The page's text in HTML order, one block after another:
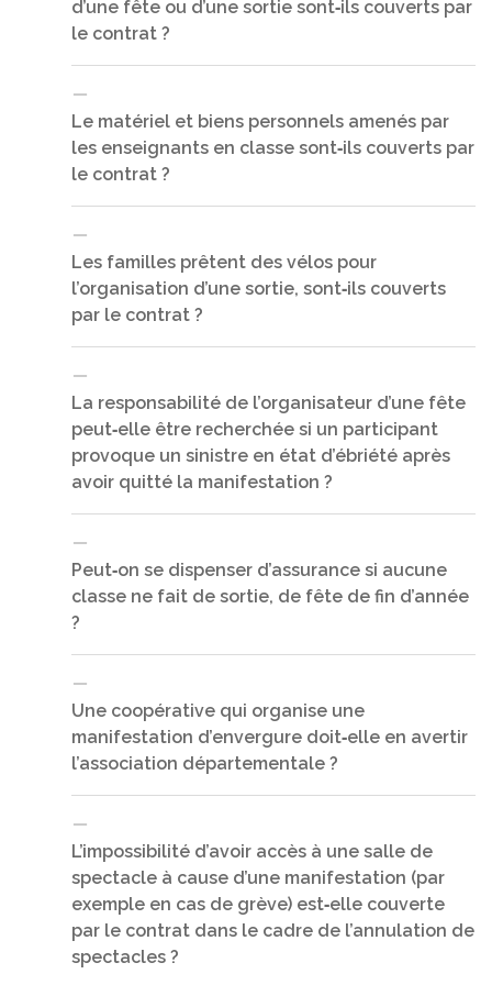
Non, cela relève de la responsabilité de leur
établissement d’origine et du signataire des
conventions d’accueil : IEN, Maires, … en aucun cas
d’une fête ou d’une sortie sont‐ils couverts par
le contrat ?
Oui, à condition que ces biens soient nécessaires à
l’organisation de la manifestation.
Le matériel et biens personnels amenés par
les enseignants en classe sont‐ils couverts par
le contrat ?
Non, les biens personnels des enseignants utilisés
à l’école pour les enseignements obligatoires ne
sont pas garantis par le contrat MAE‐MAIF.
Les familles prêtent des vélos pour
l’organisation d’une sortie, sont‐ils couverts
par le contrat ?
Oui, ces vélos seront assurés pour la période
nécessaire à la préparation des élèves pour cette
sortie à vélo. Il est nécessaire que les vélos soient
entreposés dans un local fermé à clef à l’intérieur
La responsabilité de l’organisateur d’une fête
peut‐elle être recherchée si un participant
provoque un sinistre en état d’ébriété après
avoir quitté la manifestation ?
Oui, différents éléments seront recherchés :
respect de la législation, protection des mineurs,
vente illicite ou abusive, surveillance, … Le
de l’organisateur (l’OCCE), les intoxications
alimentaires toutefois les conséquences peuvent
être lourdes et aller au‐delà de la responsabilité
civile. Nous engageons tous les responsables OCCE
et enseignants à la plus grande modération sur la
vente d’alcool lors des festivités organisées par les
coopératives (associations d’enfants).
Peut‐on se dispenser d’assurance si aucune
classe ne fait de sortie, de fête de fin d’année
?
Non, l’OCCE selon la circulaire de Juillet 2008,
prend à sa charge la responsabilité juridique des
coopératives affiliées, tous les adhérents des
Une coopérative qui organise une
manifestation d’envergure doit‐elle en avertir
l’association départementale ?
Oui, de nombreuses manifestations nécessitent
des précautions et organisations spécifiques.
Demander conseil à votre OCCE départemental
très en amont de la manifestation.
L’impossibilité d’avoir accès à une salle de
spectacle à cause d’une manifestation (par
exemple en cas de grève) est‐elle couverte
par le contrat dans le cadre de l’annulation de
spectacles ?